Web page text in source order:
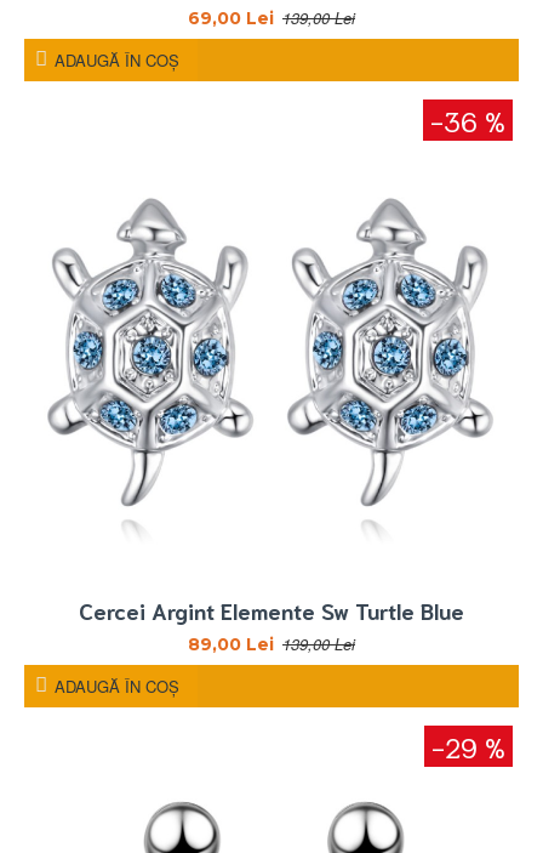
69,00 Lei 139,00 Lei
ADAUGĂ ÎN COŞ
-36 %
Cercei Argint Elemente Sw Turtle Blue
89,00 Lei 139,00 Lei
ADAUGĂ ÎN COŞ
-29 %